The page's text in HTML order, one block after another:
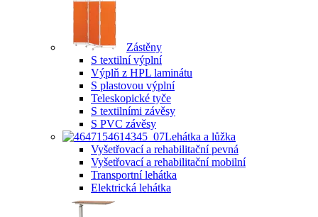
Zástěny
S textilní výplní
Výplň z HPL laminátu
S plastovou výplní
Teleskopické tyče
S textilními závěsy
S PVC závěsy
Lehátka a lůžka
Vyšetřovací a rehabilitační pevná
Vyšetřovací a rehabilitační mobilní
Transportní lehátka
Elektrická lehátka